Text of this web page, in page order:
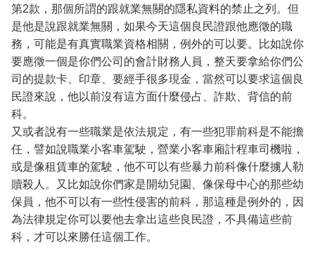
第2款，那個所謂的跟就業無關的隱私資料的禁止之列。但
是他是說跟就業無關，如果今天這個良民證跟他應徵的職
務，可能是有真實職業資格相關，例外的可以要。比如說你
要應徵一個是你們公司的會計財務人員，整天要拿給你們公
司的提款卡、印章、要經手很多現金，當然可以要求這個良
民證來說，他以前沒有這方面什麼侵占、詐欺、背信的前
科。
又或者說有一些職業是依法規定，有一些犯罪前科是不能擔
任，譬如說職業小客車駕駛，營業小客車廂計程車司機啦，
或是像租賃車的駕駛，他不可以有些暴力前科像什麼擄人勒
贖殺人。又比如說你們家是開幼兒園、像保母中心的那些幼
保員，他不可以有一些性侵害的前科，那這種是例外的，因
為法律規定你可以要他去拿出這些良民證，不具備這些前
科，才可以來勝任這個工作。